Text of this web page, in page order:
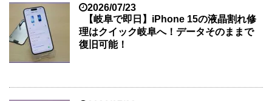
2026/07/23
【岐阜で即日】iPhone 15の液晶割れ修
理はクイック岐阜へ！データそのままで
復旧可能！